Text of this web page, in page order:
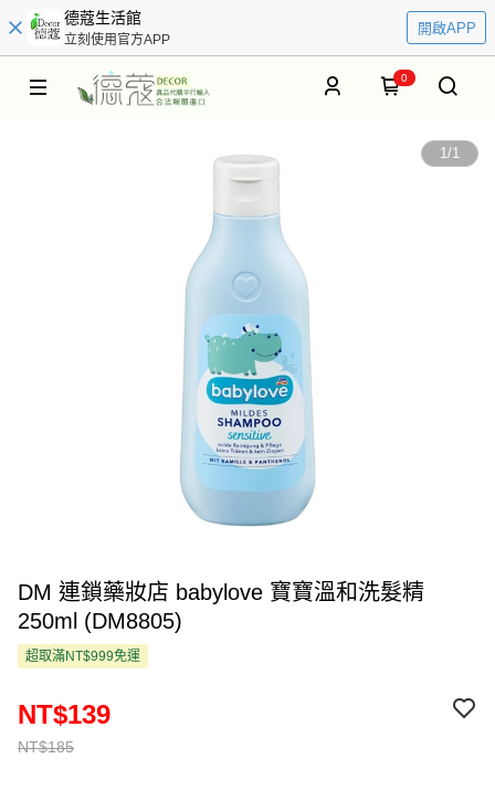
德蔻生活館
立刻使用官方APP
開啟APP
0
1/1
DM 連鎖藥妝店 babylove 寶寶溫和洗髮精
250ml (DM8805)
超取滿NT$999免運
NT$185
NT$139